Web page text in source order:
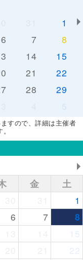
1
6 7
8
14
15
21
22
28
29
5
すので、詳細は主催者
金
土
1
6 7
8
15
22